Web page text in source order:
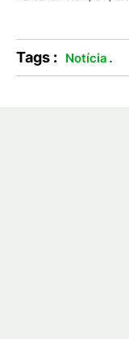
Tags : Notícia .